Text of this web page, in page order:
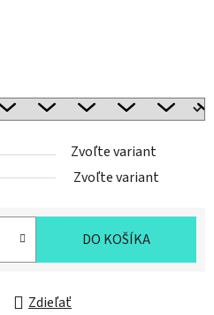
Zvoľte variant
Zvoľte variant
DO KOŠÍKA
Zdieľať